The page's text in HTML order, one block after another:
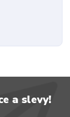
a slevy!